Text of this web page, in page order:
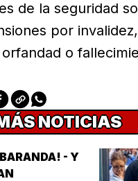
de la seguridad
por invalidez,
o
NOTICIAS
- Y